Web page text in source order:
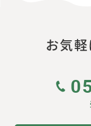
お気